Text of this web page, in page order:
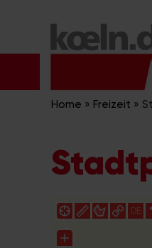
Inhalt
Home » Freizeit »